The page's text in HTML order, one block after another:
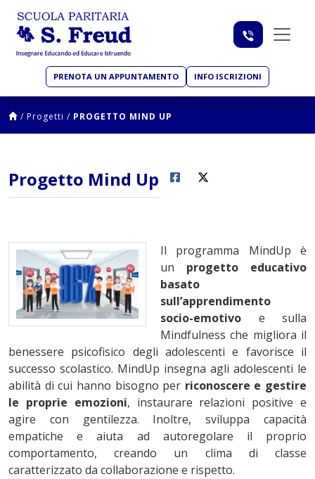
PRENOTA UN APPUNTAMENTO INFO ISCRIZIONI
/ Progetti / PROGETTO MIND UP
Progetto Mind Up
Il programma MindUp è
un progetto educativo
basato
sull’apprendimento
socio-emotivo e sulla
Mindfulness che migliora il
benessere psicofisico degli adolescenti e favorisce il
successo scolastico. MindUp insegna agli adolescenti le
abilità di cui hanno bisogno per riconoscere e gestire
le proprie emozioni, instaurare relazioni positive e
agire con gentilezza. Inoltre, sviluppa capacità
empatiche e aiuta ad autoregolare il proprio
comportamento, creando un clima di classe
caratterizzato da collaborazione e rispetto.